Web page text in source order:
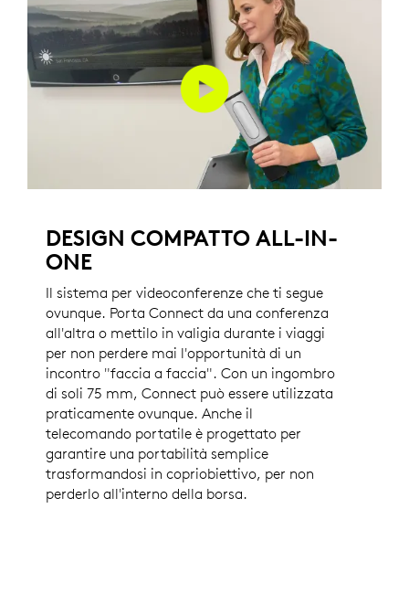
DESIGN COMPATTO ALL-IN-
ONE
Il sistema per videoconferenze che ti segue
ovunque. Porta Connect da una conferenza
all'altra o mettilo in valigia durante i viaggi
per non perdere mai l'opportunità di un
incontro "faccia a faccia". Con un ingombro
di soli 75 mm, Connect può essere utilizzata
praticamente ovunque. Anche il
telecomando portatile è progettato per
garantire una portabilità semplice
trasformandosi in copriobiettivo, per non
perderlo all'interno della borsa.